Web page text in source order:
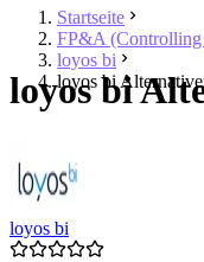
Startseite
FP&A
loyos bi
loyos bi
loyos bi
loyos bi